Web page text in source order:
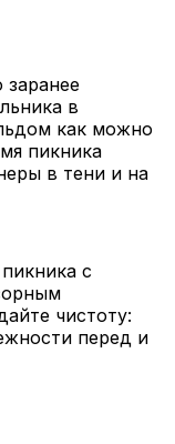
заранее
в
как можно
пикника
в тени и на
с
чистоту:
перед и